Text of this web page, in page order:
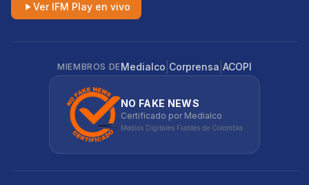
Ver IFM Play en vivo
MIEMBROS DEMedialco Corprensa ACOPI
NO FAKE NEWS
Certificado por Medialco
Medios Digitales Fiables de Colombia